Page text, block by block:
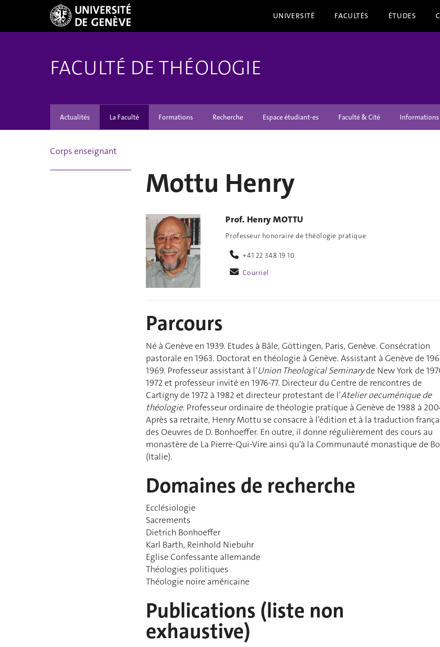
UNIVERSITÉ FACULTÉS ÉTUDES
FACULTÉ DE THÉOLOGIE
Actualités La Faculté Formations Recherche Espace étudiant-es Faculté & Cité
Corps enseignant
Mottu Henry
Prof. Henry MOTTU
Professeur honoraire de théologie pratique
+41 22 348 19 10
Courriel
Parcours
Né à Genève en 1939. Etudes à Bâle, Göttingen, Paris, Genève. Consécration
pastorale en 1963. Doctorat en théologie à Genève. Assistant à Genève de
1969. Professeur assistant à l’Union Theological Seminaryde New York de
1972 et professeur invité en 1976-77. Directeur du Centre de rencontres de
Cartigny de 1972 à 1982 et directeur protestant de l’Atelier oecuménique de
théologie. Professeur ordinaire de théologie pratique à Genève de 1988 à
Après sa retraite, Henry Mottu se consacre à l’édition et à la traduction
des Oeuvres de D. Bonhoeffer. En outre, il donne régulièrement des cours au
monastère de La Pierre-Qui-Vire ainsi qu’à la Communauté monastique de
(Italie).
Domaines de recherche
Ecclésiologie
Sacrements
Dietrich Bonhoeffer
Karl Barth, Reinhold Niebuhr
Eglise Confessante allemande
Théologies politiques
Théologie noire américaine
Publications (liste non
exhaustive)